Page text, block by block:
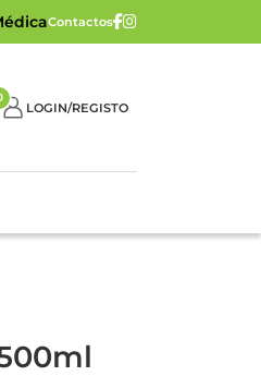
Contactos
LOGIN/REGISTO